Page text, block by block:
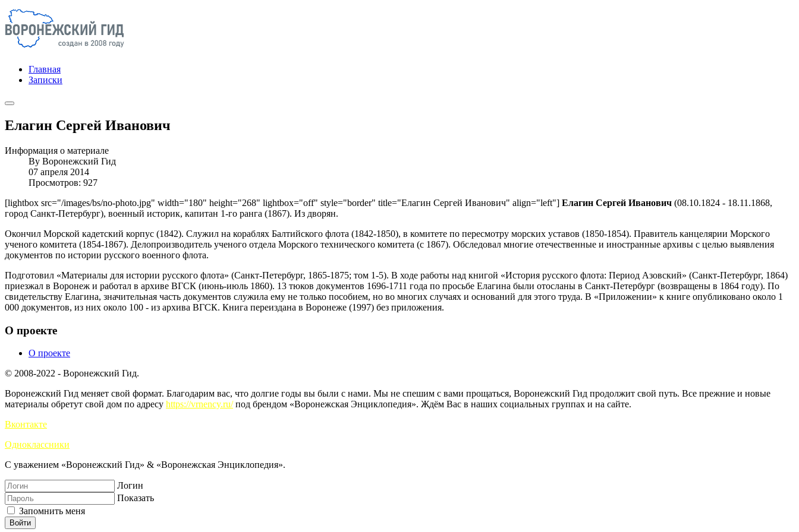
Главная
Записки
Елагин Сергей Иванович
Информация о материале
By Воронежский Гид
07 апреля 2014
Просмотров: 927
[lightbox src="/images/bs/no-photo.jpg" width="180" height="268" lightbox="off" style="border" title="Елагин Сергей Иванович" align="left"] Елагин Сергей Иванович (08.10.1824 - 18.11.1868,
город Санкт-Петербург), военный историк, капитан 1-го ранга (1867). Из дворян.
Окончил Морской кадетский корпус (1842). Служил на кораблях Балтийского флота (1842-1850), в комитете по пересмотру морских уставов (1850-1854). Правитель канцелярии Морского
ученого комитета (1854-1867). Делопроизводитель ученого отдела Морского технического комитета (с 1867). Обследовал многие отечественные и иностранные архивы с целью выявления
документов по истории русского военного флота.
Подготовил «Материалы для истории русского флота» (Санкт-Петербург, 1865-1875; том 1-5). В ходе работы над книгой «История русского флота: Период Азовский» (Санкт-Петербург, 1864)
приезжал в Воронеж и работал в архиве ВГСК (июнь-июль 1860). 13 тюков документов 1696-1711 года по просьбе Елагина были отосланы в Санкт-Петербург (возвращены в 1864 году). По
свидетельству Елагина, значительная часть документов служила ему не только пособием, но во многих случаях и оснований для этого труда. В «Приложении» к книге опубликовано около 1
000 документов, из них около 100 - из архива ВГСК. Книга переиздана в Воронеже (1997) без приложения.
О проекте
О проекте
© 2008-2022 - Воронежский Гид.
Воронежский Гид меняет свой формат. Благодарим вас, что долгие годы вы были с нами. Мы не спешим с вами прощаться, Воронежский Гид продолжит свой путь. Все прежние и новые
материалы обретут свой дом по адресу https://vrnency.ru/под брендом «Воронежская Энциклопедия». Ждём Вас в наших социальных группах и на сайте.
Вконтакте
Одноклассники
С уважением «Воронежский Гид» & «Воронежская Энциклопедия».
Логин
Показать
Запомнить меня
Войти